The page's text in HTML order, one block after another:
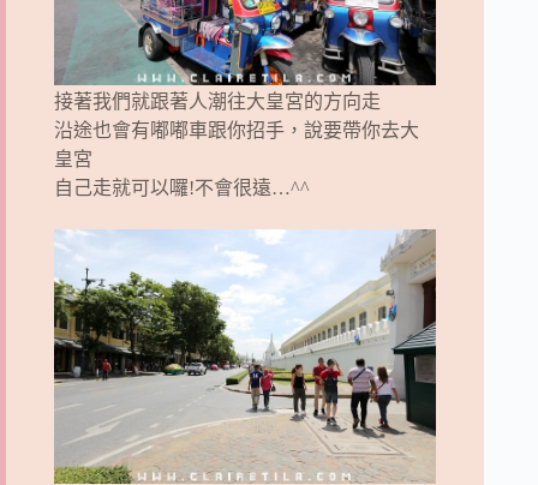
接著我們就跟著人潮往大皇宮的方向走
沿途也會有嘟嘟車跟你招手，說要帶你去大
皇宮
自己走就可以囉!不會很遠…^^